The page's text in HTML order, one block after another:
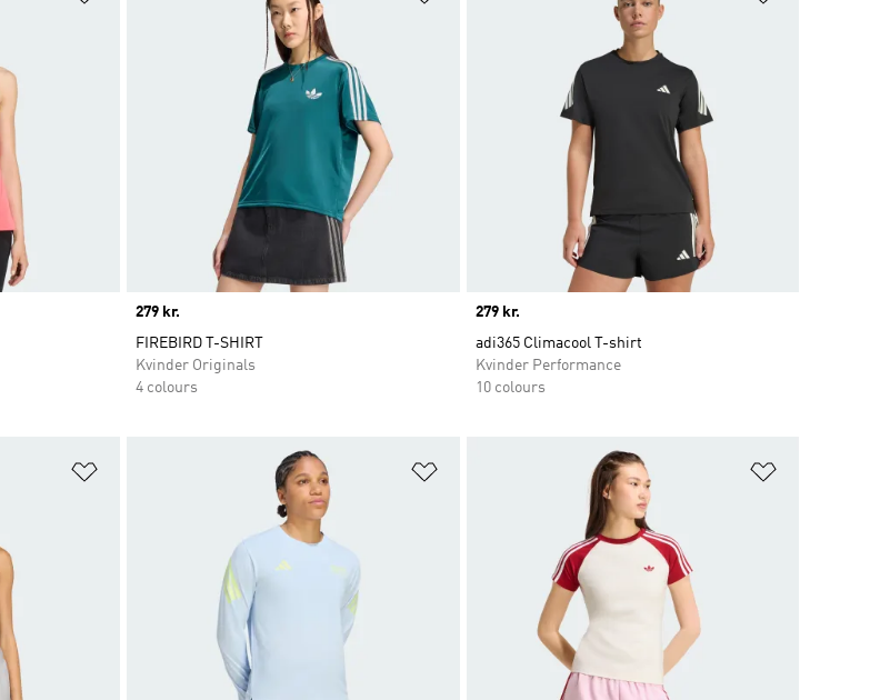
Price
279 kr.
FIREBIRD T-SHIRT
Kvinder Originals
4 colours
Price
279 kr.
adi365 Climacool T-shirt
Kvinder Performance
10 colours